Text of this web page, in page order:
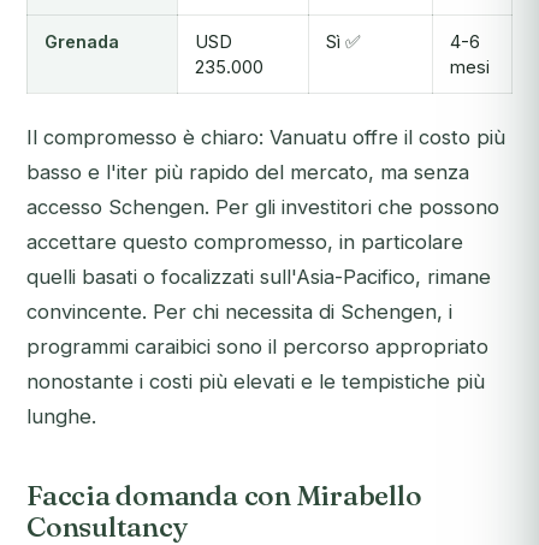
Grenada
USD
235.000
Sì ✅
4-6
mesi
Il compromesso è chiaro: Vanuatu offre il costo più
basso e l'iter più rapido del mercato, ma senza
accesso Schengen. Per gli investitori che possono
accettare questo compromesso, in particolare
quelli basati o focalizzati sull'Asia-Pacifico, rimane
convincente. Per chi necessita di Schengen, i
programmi caraibici sono il percorso appropriato
nonostante i costi più elevati e le tempistiche più
lunghe.
Faccia domanda con Mirabello
Consultancy